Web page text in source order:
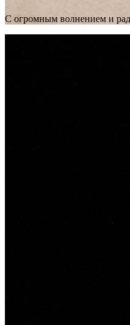
С огромным волнением и